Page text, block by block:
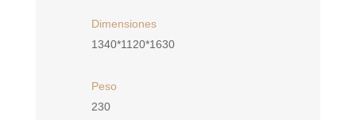
Dimensiones
1340*1120*1630
Peso
230